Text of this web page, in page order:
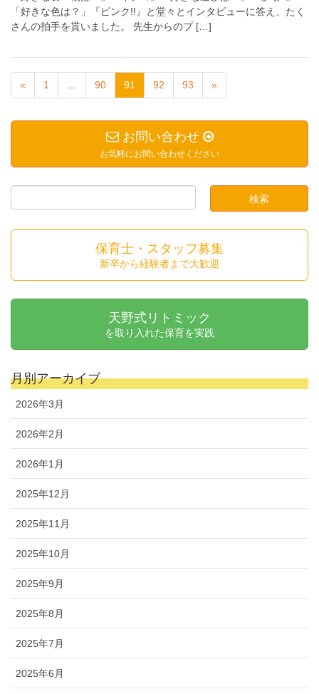
「好きな色は？」『ピンク!!』と堂々とインタビューに答え、たく
さんの拍手を貰いました。 先生からのプ […]
« 1 90 91 92 93 »
お問い合わせ
お気軽にお問い合わせください
保育士・スタッフ募集
新卒から経験者まで大歓迎
天野式リトミック
を取り入れた保育を実践
月別アーカイブ
2026年3月
2026年2月
2026年1月
2025年12月
2025年11月
2025年10月
2025年9月
2025年8月
2025年7月
2025年6月